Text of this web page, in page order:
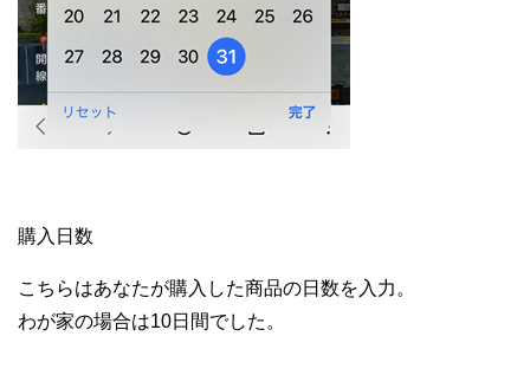
購入日数
こちらはあなたが購入した商品の日数を入力。
わが家の場合は10日間でした。